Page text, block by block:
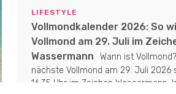
LIFESTYLE
Vollmondkalender 2026: So
Vollmond am 29. Juli im
Wassermann
Wann ist
nächste Vollmond am 29. Juli 2026
16:35 Uhr im Zeichen Wassermann.